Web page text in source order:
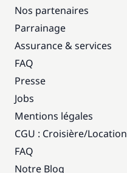
Nos partenaires
Parrainage
Assurance & services
FAQ
Presse
Jobs
Mentions légales
CGU : Croisière/Location
FAQ
Notre Blog